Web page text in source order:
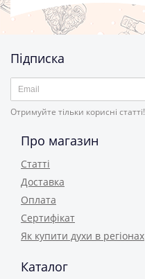
Підписка
Отримуйте тільки корисні статті!
Про магазин
Статті
Доставка
Оплата
Сертифікат
Як купити духи в регіонах
Каталог